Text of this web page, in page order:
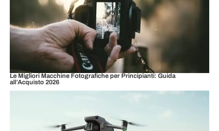
Le Migliori Macchine Fotografiche per Principianti: Guida
all’Acquisto 2026